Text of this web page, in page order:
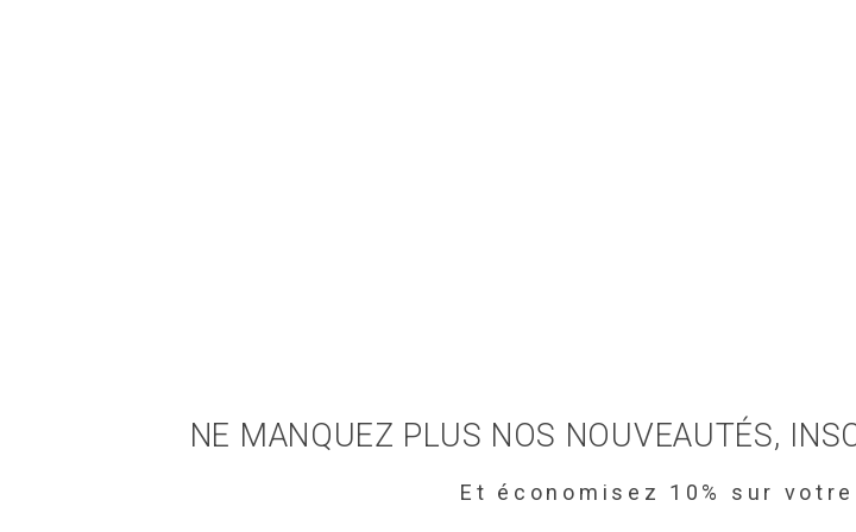
NE MANQUEZ PLUS NOS NOUVEAUTÉS,
Et économisez 10% sur